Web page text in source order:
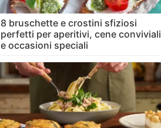
8 bruschette e crostini sfiziosi
perfetti per aperitivi, cene conviviali
e occasioni speciali